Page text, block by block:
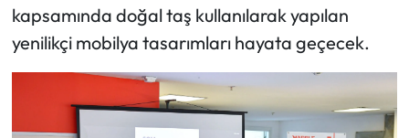
kapsamında doğal taş kullanılarak yapılan
yenilikçi mobilya tasarımları hayata geçecek.